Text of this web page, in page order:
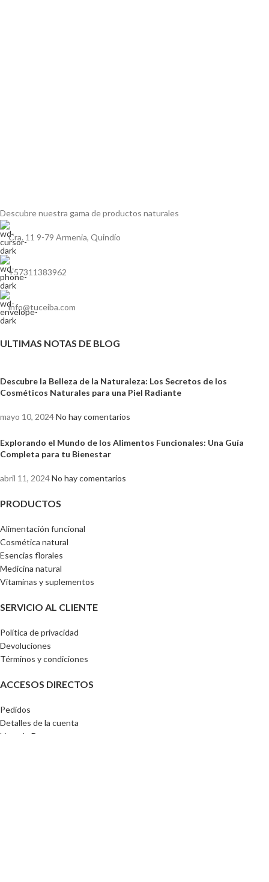
Descubre nuestra gama deproductos naturales
Cra. 11 9-79 Armenia, Quindío
+57311383962
info@tuceiba.com
ULTIMAS NOTAS DE BLOG
Descubre la Belleza de la Naturaleza: Los Secretos de los
Cosméticos Naturales para una Piel Radiante
mayo 10, 2024No hay comentarios
Explorando el Mundo de los Alimentos Funcionales: Una Guía
Completa para tu Bienestar
abril 11, 2024No hay comentarios
PRODUCTOS
Alimentación funcional
Cosmética natural
Esencias florales
Medicina natural
Vitaminas y suplementos
SERVICIO AL CLIENTE
Política de privacidad
Devoluciones
Términos y condiciones
ACCESOS DIRECTOS
Pedidos
Detalles de la cuenta
Lista de Deseos